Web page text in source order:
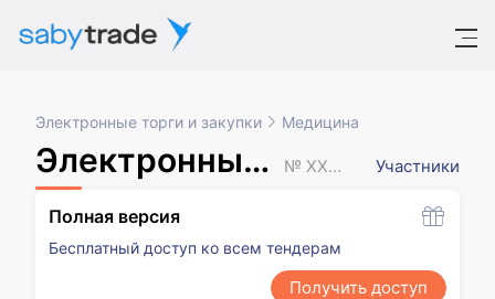
Электронные торги и закупки Медицина
Электронный аукцион № XXXXXXX Участники
Полная версия
Бесплатный доступ ко всем тендерам
Получить доступ